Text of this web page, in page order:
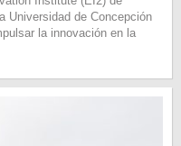
Universidad de Concepción
la innovación en la